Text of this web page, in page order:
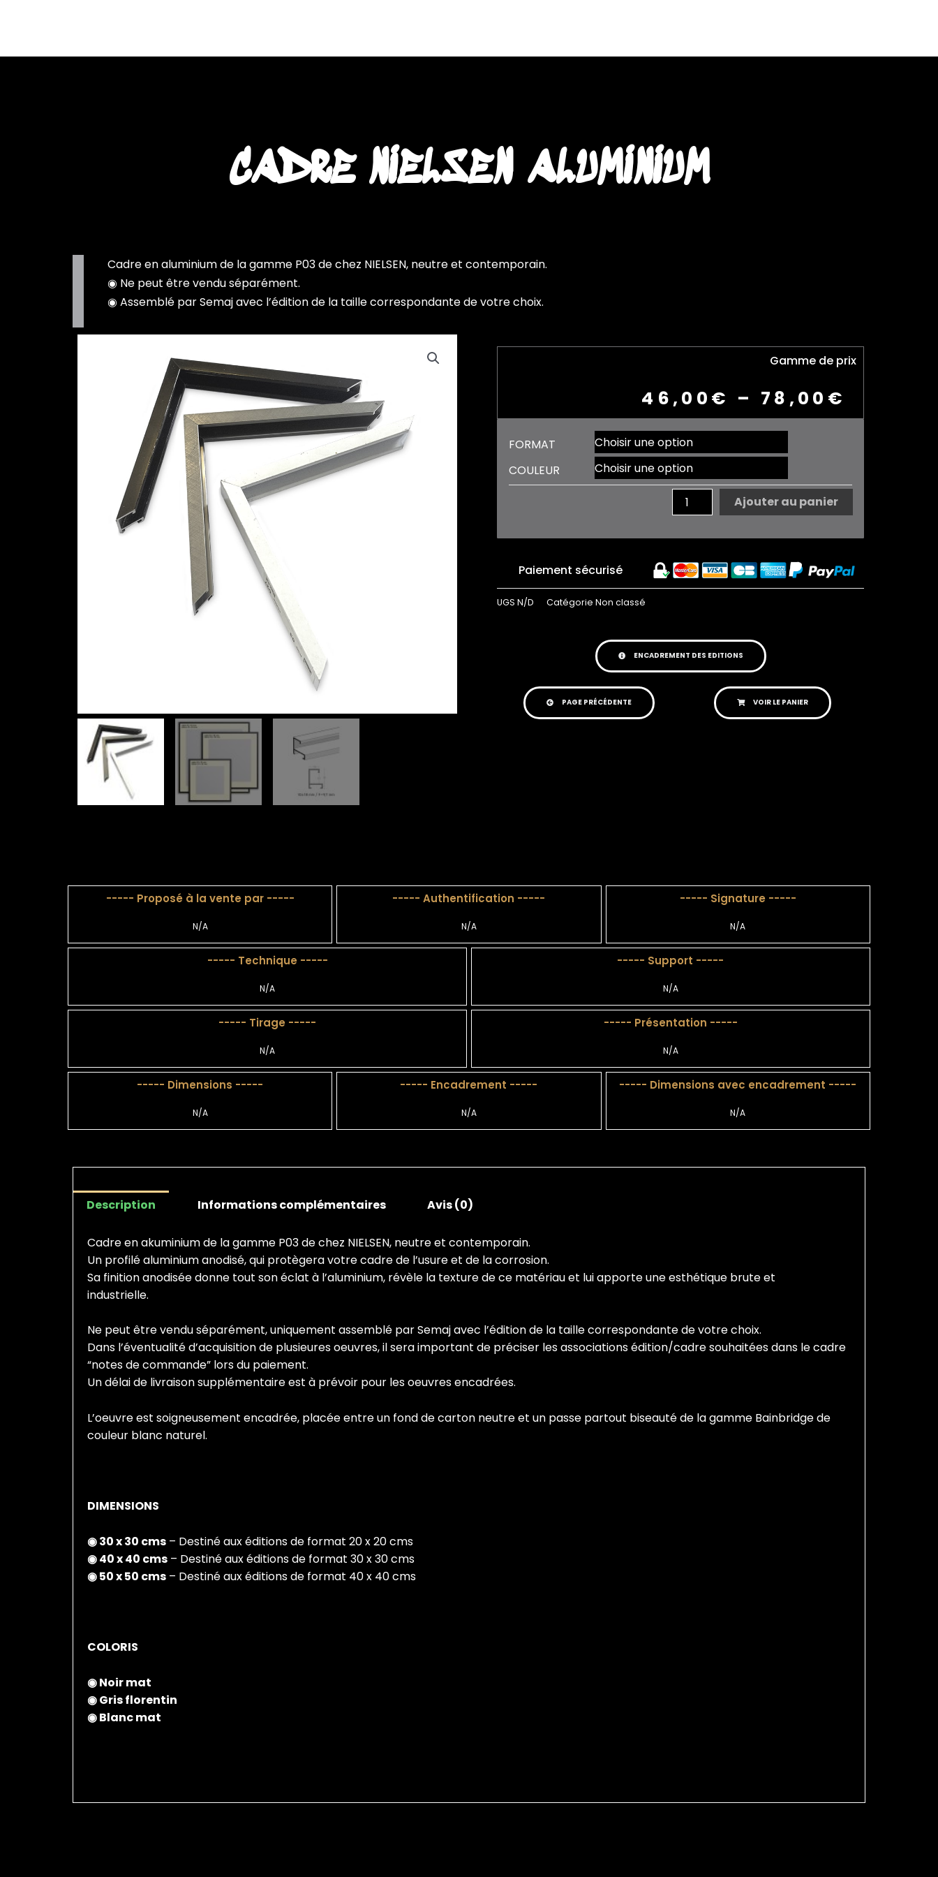
CADRE NIELSEN ALUMINIUM
Cadre en aluminium de la gamme P03 de chez NIELSEN, neutre et contemporain.
◉ Ne peut être vendu séparément.
◉ Assemblé par Semaj avec l’édition de la taille correspondante de votre choix.
Gamme de prix
46,00 € – 78,00 €
FORMAT
COULEUR
quantité
de
CADRE
NIELSEN
ALUMINIUMAjouter au panier
Paiement sécurisé
UGS N/D Catégorie Non classé
ENCADREMENT DES EDITIONS
PAGE PRÉCÉDENTE VOIR LE PANIER
----- Proposé à la vente par -----
N/A
----- Authentification -----
N/A
----- Signature -----
N/A
----- Technique -----
N/A
----- Support -----
N/A
----- Tirage -----
N/A
----- Présentation -----
N/A
----- Dimensions -----
N/A
----- Encadrement -----
N/A
----- Dimensions avec encadrement -----
N/A
Description Informations complémentaires Avis (0)
Cadre en akuminium de la gamme P03 de chez NIELSEN, neutre et contemporain.
Un profilé aluminium anodisé, qui protègera votre cadre de l’usure et de la corrosion.
Sa finition anodisée donne tout son éclat à l’aluminium, révèle la texture de ce matériau et lui apporte une esthétique brute et
industrielle.
Ne peut être vendu séparément, uniquement assemblé par Semaj avec l’édition de la taille correspondante de votre choix.
Dans l’éventualité d’acquisition de plusieures oeuvres, il sera important de préciser les associations édition/cadre souhaitées dans le cadre
“notes de commande” lors du paiement.
Un délai de livraison supplémentaire est à prévoir pour les oeuvres encadrées.
L’oeuvre est soigneusement encadrée, placée entre un fond de carton neutre et un passe partout biseauté de la gamme Bainbridge de
couleur blanc naturel.
DIMENSIONS
◉ 30 x 30 cms – Destiné aux éditions de format 20 x 20 cms
◉ 40 x 40 cms – Destiné aux éditions de format 30 x 30 cms
◉ 50 x 50 cms – Destiné aux éditions de format 40 x 40 cms
COLORIS
◉ Noir mat
◉ Gris florentin
◉ Blanc mat